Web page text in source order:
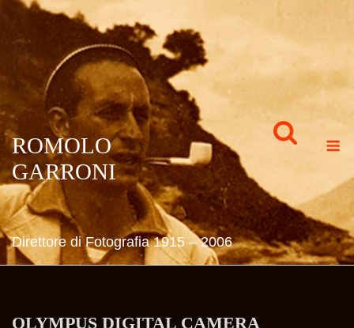
ROMOLO
GARRONI
Direttore di Fotografia 1915 – 2006
OLYMPUS DIGITAL CAMERA